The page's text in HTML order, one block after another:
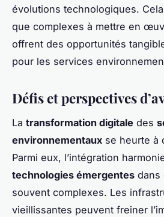
évolutions technologiques.
que complexes à mettre en
offrent des opportunités
pour les services
Défis et perspectives
La transformation digitale des
environnementaux se heurte à
Parmi eux, l’intégration
technologies émergentes dans
souvent complexes. Les
vieillissantes peuvent freiner